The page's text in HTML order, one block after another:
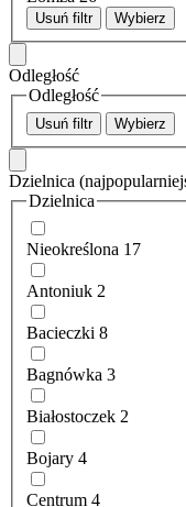
Usuń filtr Wybierz
Odległość
Odległość
Usuń filtr Wybierz
Dzielnica
Dzielnica
Nieokreślona 17
Antoniuk 2
Bacieczki 8
Bagnówka 3
Białostoczek 2
Bojary 4
Centrum 4